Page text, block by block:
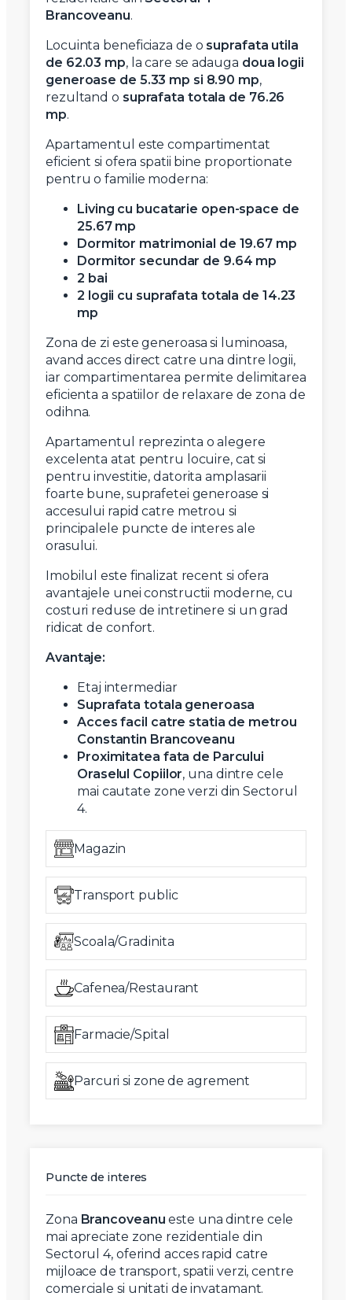
Brancoveanu.
Locuinta beneficiaza de o suprafata utila
de 62.03 mp, la care se adauga doua logii
generoase de 5.33 mp si 8.90 mp,
rezultand o suprafata totala de 76.26
mp.
Apartamentul este compartimentat
eficient si ofera spatii bine proportionate
pentru o familie moderna:
Living cu bucatarie open-space de
25.67 mp
Dormitor matrimonial de 19.67 mp
Dormitor secundar de 9.64 mp
2 bai
2 logii cu suprafata totala de 14.23
mp
Zona de zi este generoasa si luminoasa,
avand acces direct catre una dintre logii,
iar compartimentarea permite delimitarea
eficienta a spatiilor de relaxare de zona de
odihna.
Apartamentul reprezinta o alegere
excelenta atat pentru locuire, cat si
pentru investitie, datorita amplasarii
foarte bune, suprafetei generoase si
accesului rapid catre metrou si
principalele puncte de interes ale
orasului.
Imobilul este finalizat recent si ofera
avantajele unei constructii moderne, cu
costuri reduse de intretinere si un grad
ridicat de confort.
Avantaje:
Etaj intermediar
Suprafata totala generoasa
Acces facil catre statia de metrou
Constantin Brancoveanu
Proximitatea fata de Parcului
Oraselul Copiilor, una dintre cele
mai cautate zone verzi din Sectorul
4.
Magazin
Transport public
Scoala/Gradinita
Cafenea/Restaurant
Farmacie/Spital
Parcuri si zone de agrement
Puncte de interes
Zona Brancoveanu este una dintre cele
mai apreciate zone rezidentiale din
Sectorul 4, oferind acces rapid catre
mijloace de transport, spatii verzi, centre
comerciale si unitati de invatamant.